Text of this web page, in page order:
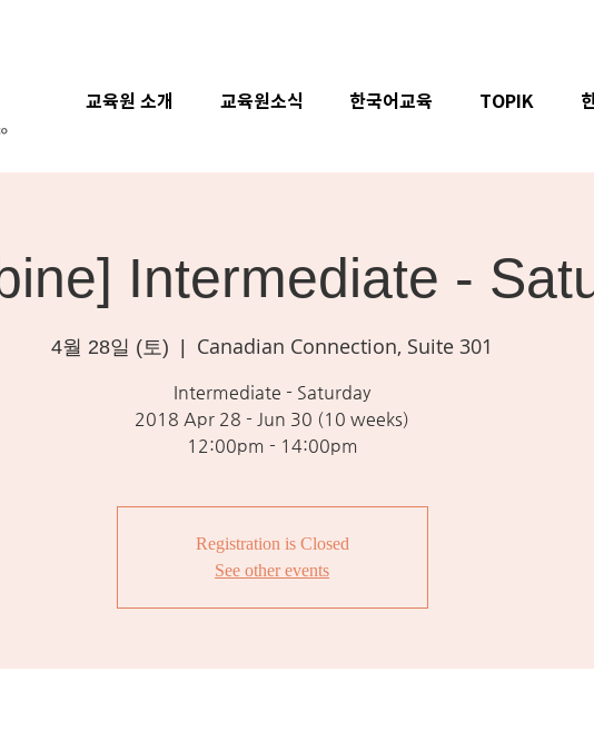
Intermediate -
4월 28일 (토) Canadian Connection, Suite 301
Intermediate - Saturday
2018 Apr 28 - Jun 30 (10 weeks)
12:00pm - 14:00pm
Registration is Closed
See other events
교육원 소개 교육원소식 한국어교육 TOPIK